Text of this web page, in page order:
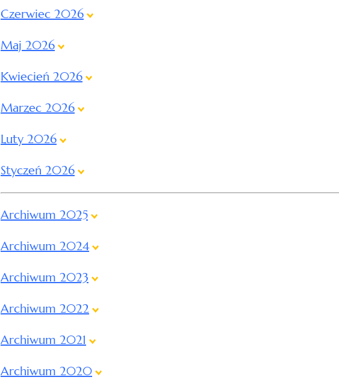
Czerwiec 2026
Maj 2026
Kwiecień 2026
Marzec 2026
Luty 2026
Styczeń 2026
Archiwum 2025
Archiwum 2024
Archiwum 2023
Archiwum 2022
Archiwum 2021
Archiwum 2020